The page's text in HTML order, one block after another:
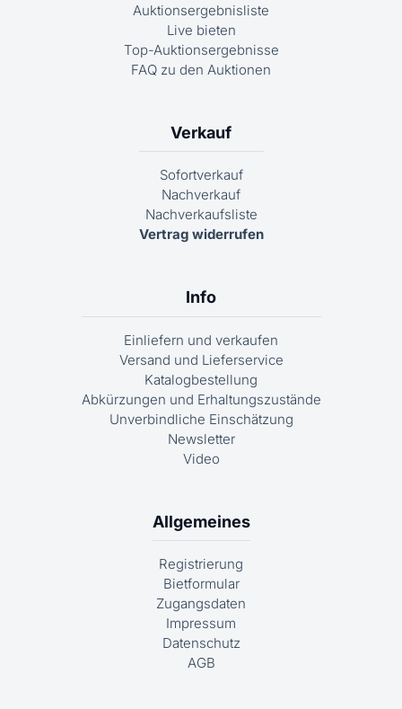
Auktionsergebnisliste
Live bieten
Top-Auktionsergebnisse
FAQ zu den Auktionen
Verkauf
Sofortverkauf
Nachverkauf
Nachverkaufsliste
Vertrag widerrufen
Info
Einliefern und verkaufen
Versand und Lieferservice
Katalogbestellung
Abkürzungen und Erhaltungszustände
Unverbindliche Einschätzung
Newsletter
Video
Allgemeines
Registrierung
Bietformular
Zugangsdaten
Impressum
Datenschutz
AGB